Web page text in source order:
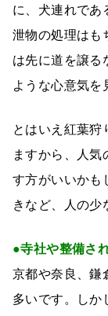
に、犬連れであ
泄物の処理はも
は先に道を譲る
ような心意気を
とはいえ紅葉狩
ますから、人気
す方がいいかも
きなど、人の少
●寺社や整備さ
京都や奈良、鎌
多いです。しか